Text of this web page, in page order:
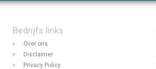
Bedrijfs links
Over ons
Disclaimer
Privacy Policy